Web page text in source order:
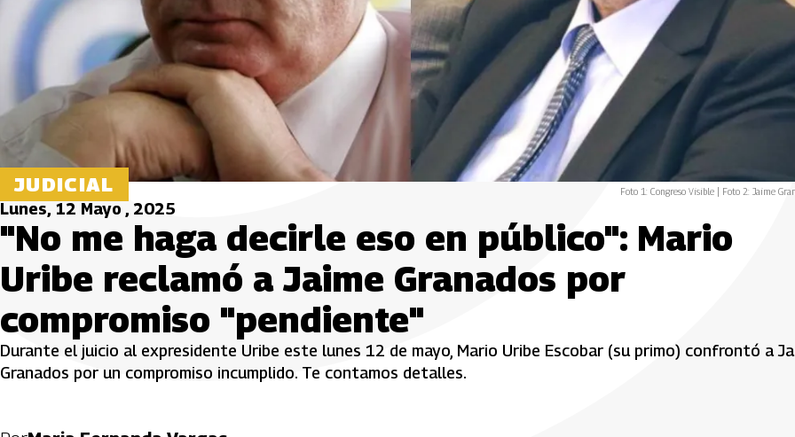
JUDICIAL Foto 1: Congreso Visible | Foto 2: Jaime
Lunes, 12 Mayo , 2025
"No me haga decirle eso en público": Mario
Uribe reclamó a Jaime Granados por
compromiso "pendiente"
Durante el juicio al expresidente Uribe este lunes 12 de mayo, Mario Uribe Escobar (su primo) confrontó a
Granados por un compromiso incumplido. Te contamos detalles.